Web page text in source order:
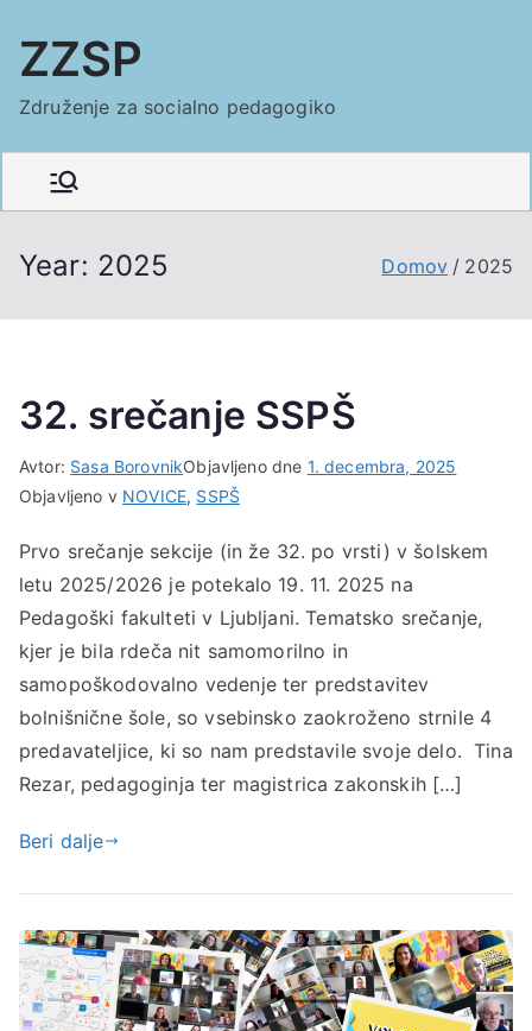
vsebino
ZZSP
Združenje za socialno pedagogiko
Year: 2025 Domov 2025
32. srečanje SSPŠ
Avtor: Sasa BorovnikObjavljeno dne 1. decembra, 2025
Objavljeno v NOVICE, SSPŠ
Prvo srečanje sekcije (in že 32. po vrsti) v šolskem
letu 2025/2026 je potekalo 19. 11. 2025 na
Pedagoški fakulteti v Ljubljani. Tematsko srečanje,
kjer je bila rdeča nit samomorilno in
samopoškodovalno vedenje ter predstavitev
bolnišnične šole, so vsebinsko zaokroženo strnile 4
predavateljice, ki so nam predstavile svoje delo. Tina
Rezar, pedagoginja ter magistrica zakonskih […]
Beri dalje